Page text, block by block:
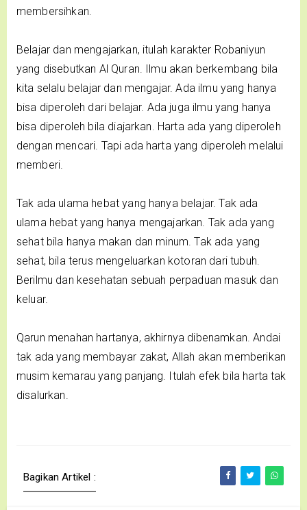
membersihkan.
Belajar dan mengajarkan, itulah karakter Robaniyun
yang disebutkan Al Quran. Ilmu akan berkembang bila
kita selalu belajar dan mengajar. Ada ilmu yang hanya
bisa diperoleh dari belajar. Ada juga ilmu yang hanya
bisa diperoleh bila diajarkan. Harta ada yang diperoleh
dengan mencari. Tapi ada harta yang diperoleh melalui
memberi.
Tak ada ulama hebat yang hanya belajar. Tak ada
ulama hebat yang hanya mengajarkan. Tak ada yang
sehat bila hanya makan dan minum. Tak ada yang
sehat, bila terus mengeluarkan kotoran dari tubuh.
Berilmu dan kesehatan sebuah perpaduan masuk dan
keluar.
Qarun menahan hartanya, akhirnya dibenamkan. Andai
tak ada yang membayar zakat, Allah akan memberikan
musim kemarau yang panjang. Itulah efek bila harta tak
disalurkan.
Bagikan Artikel :